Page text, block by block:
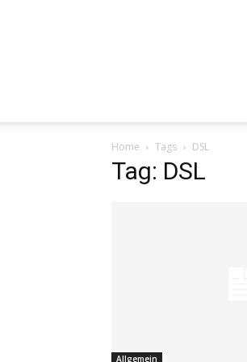
Home Tags DSL
Tag: DSL
Allgemein